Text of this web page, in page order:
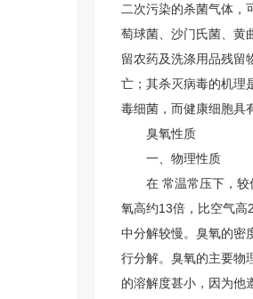
二次污染的杀菌气体，
萄球菌、沙门氏菌、黄
留农药及洗涤用品残留
亡；其杀灭病毒的机理
毒细菌，而健康细胞具
臭氧性质
一、物理性质
在 常温常压下，较低
氧高约13倍，比空气高
中分解较慢。臭氧的密
行分解。臭氧的主要物
的溶解度甚小，因为他